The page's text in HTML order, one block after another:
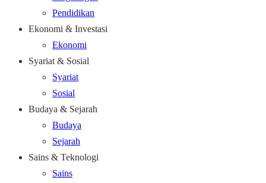
Pendidikan
Ekonomi & Investasi
Ekonomi
Syariat & Sosial
Syariat
Sosial
Budaya & Sejarah
Budaya
Sejarah
Sains & Teknologi
Sains